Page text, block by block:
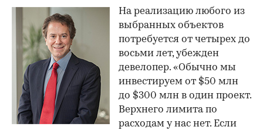
На реализацию любого из
выбранных объектов
потребуется от четырех до
восьми лет, убежден
девелопер. «Обычно мы
инвестируем от $50 млн
до $300 млн в один проект.
Верхнего лимита по
расходам у нас нет. Если